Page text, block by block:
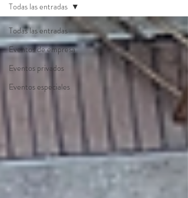
Todas las entradas
Eventos de empresa
Eventos privados
Eventos especiales
Todas las entradas